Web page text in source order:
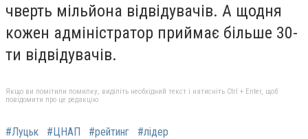
чверть мільйона відвідувачів. А щодня
кожен адміністратор приймає більше 30-
ти відвідувачів.
Якщо ви помітили помилку, виділіть необхідний текст і натисніть Ctrl + Enter, щоб
повідомити про це редакцію
#Луцьк #ЦНАП #рейтинг #лідер